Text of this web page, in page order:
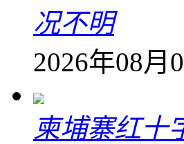
况不明
2026年08月
柬埔寨红十